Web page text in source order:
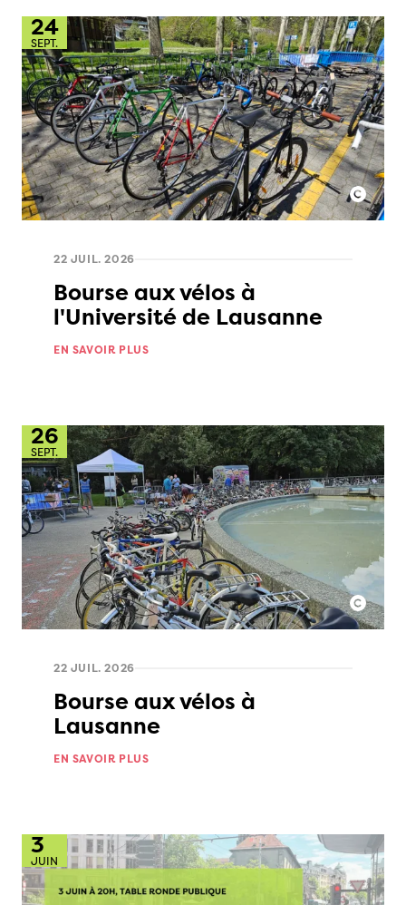
24
SEPT.
22 JUIL. 2026
Bourse aux vélos à
l'Université de Lausanne
EN SAVOIR PLUS
26
SEPT.
22 JUIL. 2026
Bourse aux vélos à
Lausanne
EN SAVOIR PLUS
3
JUIN